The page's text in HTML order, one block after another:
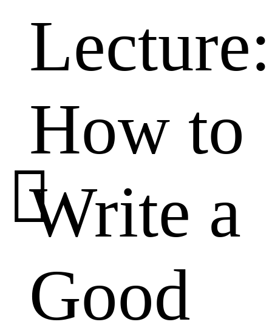

Lecture:
How to
Write a
Good